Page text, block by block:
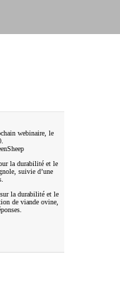
webinaire, le
la durabilité et le
suivie d’une
sur la durabilité et le
de viande ovine,